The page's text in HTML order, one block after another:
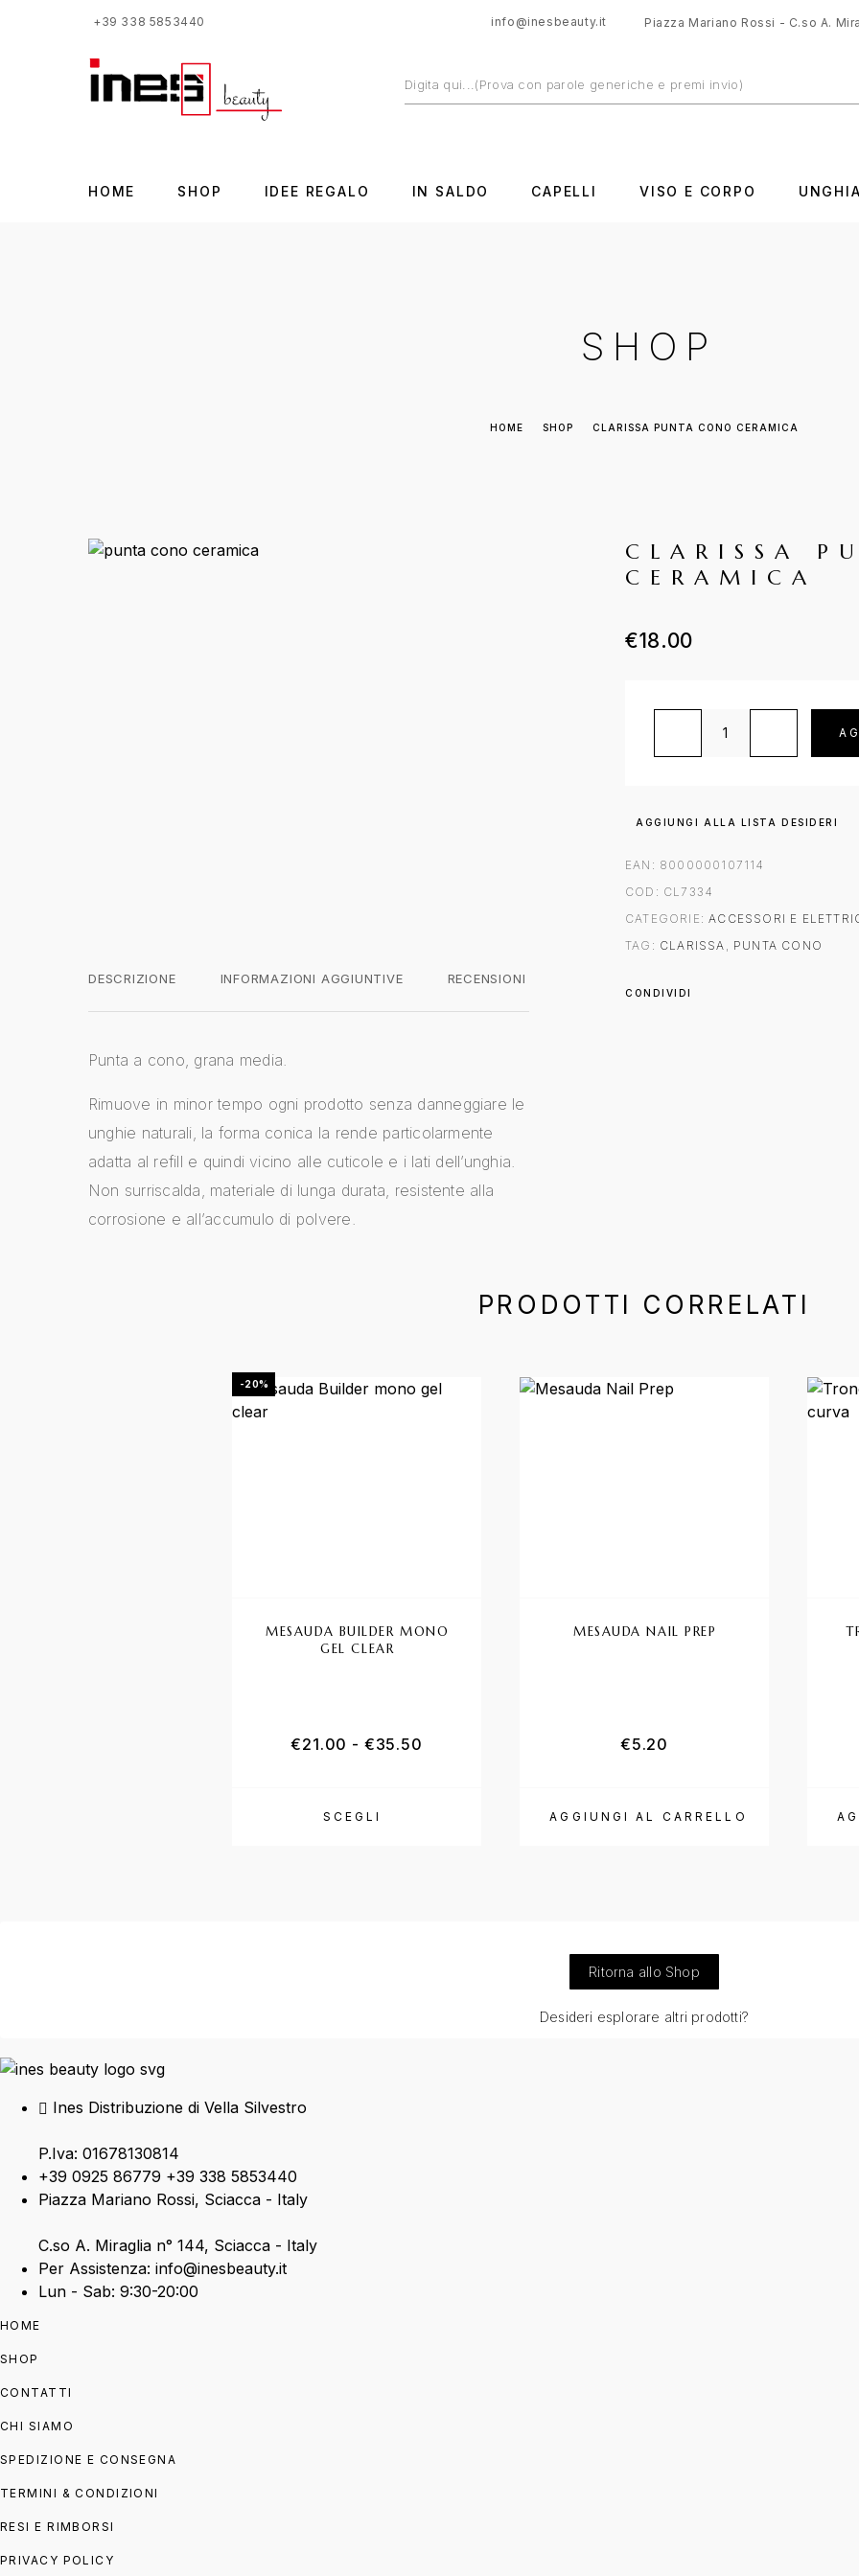
+39 338 5853440 info@inesbeauty.it Piazza Mariano Rossi - C.so A.
HOME SHOP IDEE REGALO IN SALDO CAPELLI VISO E CORPO UNGHIA
SHOP
HOME SHOP CLARISSA PUNTA CONO CERAMICA
DESCRIZIONE INFORMAZIONI AGGIUNTIVE RECENSIONI
Punta a cono, grana media.
Rimuove in minor tempo ogni prodotto senza danneggiare le
unghie naturali, la forma conica la rende particolarmente
adatta al refill e quindi vicino alle cuticole e i lati dell’unghia.
Non surriscalda, materiale di lunga durata, resistente alla
corrosione e all’accumulo di polvere.
CLARISSA
CERAMICA
€18.00
Clarissa Punta Cono
AGGIUNGI ALLA LISTA DESIDERI
EAN: 8000000107114
COD: CL7334
CATEGORIE:ACCESSORI E
TAG: CLARISSA , PUNTA CONO
CONDIVIDI
PRODOTTI CORRELATI
-20%
SCEGLI
Questo prodotto ha più varianti. Le opzioni possono essere scelte nella pagina del
MESAUDA BUILDER MONO
GEL CLEAR
€21.00 - €35.50 Fascia di prezzo: da €21.00 a €35.50
AGGIUNGI AL CARRELLO
MESAUDA NAIL PREP
€5.20
Ritorna allo Shop
Desideri esplorare altri prodotti?
Ines Distribuzione di Vella Silvestro
P.Iva: 01678130814
+39 0925 86779 +39 338 5853440
Piazza Mariano Rossi, Sciacca - Italy
C.so A. Miraglia n° 144, Sciacca - Italy
Per Assistenza: info@inesbeauty.it
Lun - Sab: 9:30-20:00
HOME
SHOP
CONTATTI
CHI SIAMO
SPEDIZIONE E CONSEGNA
TERMINI & CONDIZIONI
RESI E RIMBORSI
PRIVACY POLICY